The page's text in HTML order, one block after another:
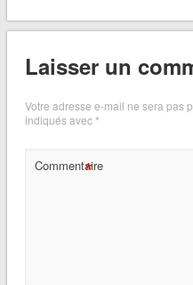
Laisser un
Votre adresse e-mail ne sera pas
indiqués avec*
Commentaire
*